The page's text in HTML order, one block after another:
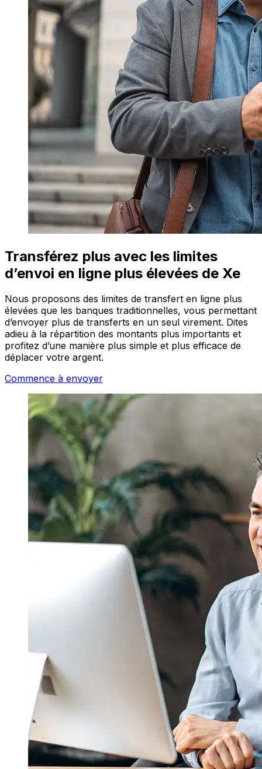
Transférez plus avec les limites
d’envoi en ligne plus élevées de Xe
Nous proposons des limites de transfert en ligne plus
élevées que les banques traditionnelles, vous permettant
d’envoyer plus de transferts en un seul virement. Dites
adieu à la répartition des montants plus importants et
profitez d’une manière plus simple et plus efficace de
déplacer votre argent.
Commence à envoyer